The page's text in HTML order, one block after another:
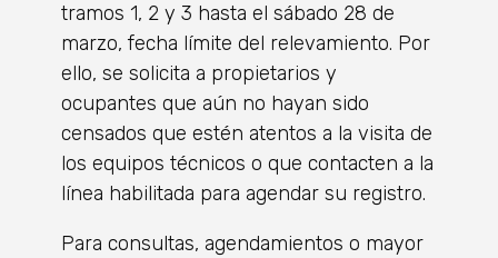
tramos 1, 2 y 3 hasta el sábado 28 de
marzo, fecha límite del relevamiento. Por
ello, se solicita a propietarios y
ocupantes que aún no hayan sido
censados que estén atentos a la visita de
los equipos técnicos o que contacten a la
línea habilitada para agendar su registro.
Para consultas, agendamientos o mayor